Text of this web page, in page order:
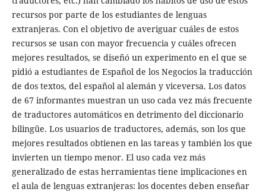
recursos por parte de los estudiantes de lenguas
extranjeras. Con el objetivo de averiguar cuáles de estos
recursos se usan con mayor frecuencia y cuáles ofrecen
mejores resultados, se diseñó un experimento en el que se
pidió a estudiantes de Español de los Negocios la traducción
de dos textos, del español al alemán y viceversa. Los datos
de 67 informantes muestran un uso cada vez más frecuente
de traductores automáticos en detrimento del diccionario
bilingüe. Los usuarios de traductores, además, son los que
mejores resultados obtienen en las tareas y también los que
invierten un tiempo menor. El uso cada vez más
generalizado de estas herramientas tiene implicaciones en
el aula de lenguas extranjeras: los docentes deben enseñar